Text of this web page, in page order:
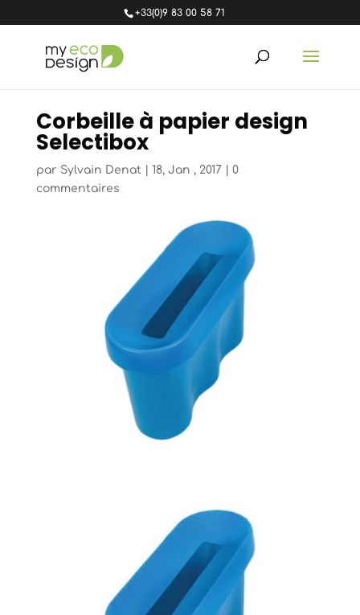
+33(0)9 83 00 58 71
Corbeille à papier design
Selectibox
par Sylvain Denat 18, Jan , 2017
0
commentaires